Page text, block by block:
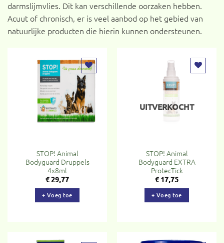
darmslijmvlies. Dit kan verschillende oorzaken hebben.
Acuut of chronisch, er is veel aanbod op het gebied van
natuurlijke producten die hierin kunnen ondersteunen.
Toevoegen
aan
verlanglijst
STOP! Animal
Bodyguard Druppels
4x8ml
€29,77
+ Voeg toe
Toevoegen
verlanglijst
UITVERKOCHT
STOP! Animal
Bodyguard EXTRA
ProtecTick
€17,75
+ Voeg toe